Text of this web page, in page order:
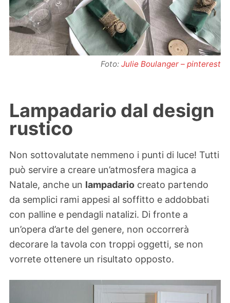
Foto: Julie Boulanger – pinterest
Lampadario dal design
rustico
Non sottovalutate nemmeno i punti di luce! Tutti
può servire a creare un’atmosfera magica a
Natale, anche un lampadario creato partendo
da semplici rami appesi al soffitto e addobbati
con palline e pendagli natalizi. Di fronte a
un’opera d’arte del genere, non occorrerà
decorare la tavola con troppi oggetti, se non
vorrete ottenere un risultato opposto.